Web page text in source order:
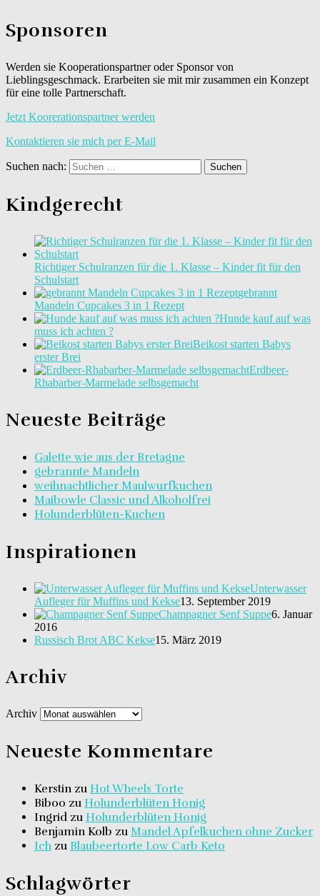
Sponsoren
Werden sie Kooperationspartner oder Sponsor von
Lieblingsgeschmack. Erarbeiten sie mit mir zusammen ein Konzept
für eine tolle Partnerschaft.
Jetzt Koorerationspartner werden
Kontaktieren sie mich per E-Mail
Suchen nach:
Kindgerecht
Richtiger Schulranzen für die 1. Klasse – Kinder fit für den
Schulstart
gebrannt
Mandeln Cupcakes 3 in 1 Rezept
Hunde kauf auf was
muss ich achten ?
Beikost starten Babys
erster Brei
Erdbeer-
Rhabarber-Marmelade selbsgemacht
Neueste Beiträge
Galette wie aus der Bretagne
gebrannte Mandeln
weihnachtlicher Maulwurfkuchen
Maibowle Classic und Alkoholfrei
Holunderblüten-Kuchen
Inspirationen
Unterwasser
Aufleger für Muffins und Kekse13. September 2019
Champagner Senf Suppe6. Januar
2016
Russisch Brot ABC Kekse15. März 2019
Archiv
Archiv
Neueste Kommentare
Kerstin zu Hot Wheels Torte
Biboo zu Holunderblüten Honig
Ingrid zu Holunderblüten Honig
Benjamin Kolb zu Mandel Apfelkuchen ohne Zucker
Ich zu Blaubeertorte Low Carb Keto
Schlagwörter